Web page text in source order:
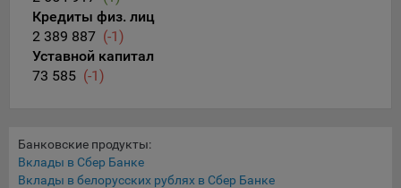
Подобные функции улучшают условия работы
пользователей с сайтом.
9.3. Файлы cookie предпочтений, например, для настройки
контента. Данные файлы cookie собирают информацию о
выбранном пользователем городе и других местных
настройках для того, чтобы соответствующим образом
настраивать сайт.
Кредиты физ. лиц
2 389 887 (-1)
Уставной капитал
73 585 (-1)
Банковские продукты:
Вклады в Сбер Банке
Вклады в белорусских рублях в Сбер Банке